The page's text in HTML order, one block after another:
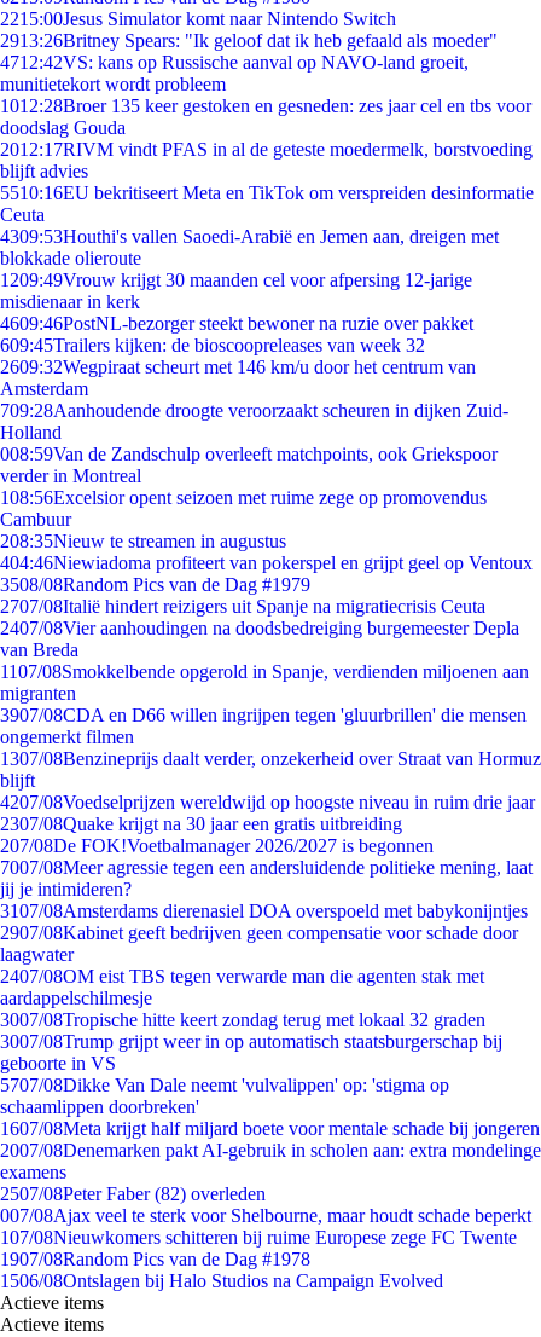
2215:00Jesus Simulator komt naar Nintendo Switch
2913:26Britney Spears: "Ik geloof dat ik heb gefaald als moeder"
4712:42VS: kans op Russische aanval op NAVO-land groeit,
munitietekort wordt probleem
1012:28Broer 135 keer gestoken en gesneden: zes jaar cel en tbs voor
doodslag Gouda
2012:17RIVM vindt PFAS in al de geteste moedermelk, borstvoeding
blijft advies
5510:16EU bekritiseert Meta en TikTok om verspreiden desinformatie
Ceuta
4309:53Houthi's vallen Saoedi-Arabië en Jemen aan, dreigen met
blokkade olieroute
1209:49Vrouw krijgt 30 maanden cel voor afpersing 12-jarige
misdienaar in kerk
4609:46PostNL-bezorger steekt bewoner na ruzie over pakket
609:45Trailers kijken: de bioscoopreleases van week 32
2609:32Wegpiraat scheurt met 146 km/u door het centrum van
Amsterdam
709:28Aanhoudende droogte veroorzaakt scheuren in dijken Zuid-
Holland
008:59Van de Zandschulp overleeft matchpoints, ook Griekspoor
verder in Montreal
108:56Excelsior opent seizoen met ruime zege op promovendus
Cambuur
208:35Nieuw te streamen in augustus
404:46Niewiadoma profiteert van pokerspel en grijpt geel op Ventoux
3508/08Random Pics van de Dag #1979
2707/08Italië hindert reizigers uit Spanje na migratiecrisis Ceuta
2407/08Vier aanhoudingen na doodsbedreiging burgemeester Depla
van Breda
1107/08Smokkelbende opgerold in Spanje, verdienden miljoenen aan
migranten
3907/08CDA en D66 willen ingrijpen tegen 'gluurbrillen' die mensen
ongemerkt filmen
1307/08Benzineprijs daalt verder, onzekerheid over Straat van Hormuz
blijft
4207/08Voedselprijzen wereldwijd op hoogste niveau in ruim drie jaar
2307/08Quake krijgt na 30 jaar een gratis uitbreiding
207/08De FOK!Voetbalmanager 2026/2027 is begonnen
7007/08Meer agressie tegen een andersluidende politieke mening, laat
jij je intimideren?
3107/08Amsterdams dierenasiel DOA overspoeld met babykonijntjes
2907/08Kabinet geeft bedrijven geen compensatie voor schade door
laagwater
2407/08OM eist TBS tegen verwarde man die agenten stak met
aardappelschilmesje
3007/08Tropische hitte keert zondag terug met lokaal 32 graden
3007/08Trump grijpt weer in op automatisch staatsburgerschap bij
geboorte in VS
5707/08Dikke Van Dale neemt 'vulvalippen' op: 'stigma op
schaamlippen doorbreken'
1607/08Meta krijgt half miljard boete voor mentale schade bij jongeren
2007/08Denemarken pakt AI-gebruik in scholen aan: extra mondelinge
examens
2507/08Peter Faber (82) overleden
007/08Ajax veel te sterk voor Shelbourne, maar houdt schade beperkt
107/08Nieuwkomers schitteren bij ruime Europese zege FC Twente
1907/08Random Pics van de Dag #1978
1506/08Ontslagen bij Halo Studios na Campaign Evolved
Actieve items
Actieve items